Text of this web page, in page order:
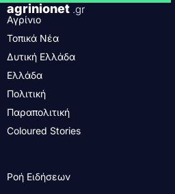
agrinionet .gr
Αγρίνιο
Τοπικά Νέα
Δυτική Ελλάδα
Ελλάδα
Πολιτική
Παραπολιτική
Coloured Stories
Ροή Ειδήσεων